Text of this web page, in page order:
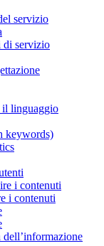
servizio
di servizio
il linguaggio
keywords)
i contenuti
i contenuti